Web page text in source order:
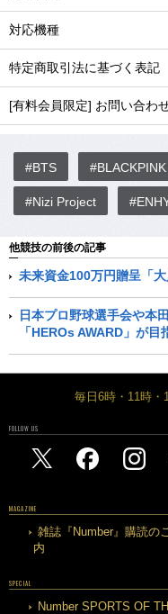
対応機種
特定商取引法に基づく表記
[有料会員限定] お問い合わ
#BTS #BLACKPINK
#Nizi Project
他競技の前後の記事
未来資金100万円贈呈「
日本プロ野球選手会や本
「HEROs AWARD」が目
毎日6時・11時・
FOLLOW US
MAGAZINE
雑誌『Number』購読の
内
SPECIAL
Number SPORTS OF